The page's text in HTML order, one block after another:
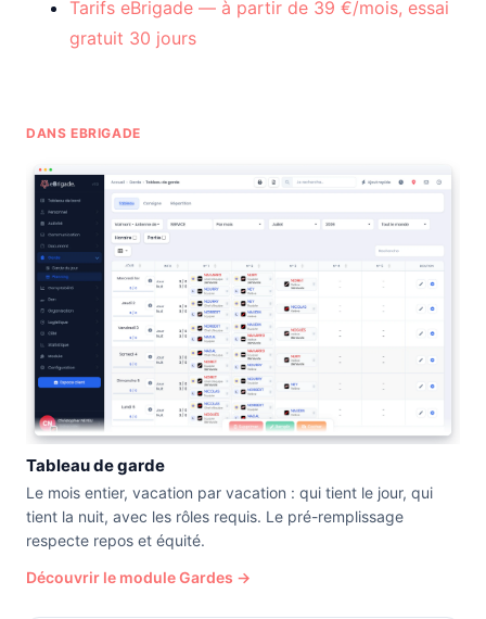
Tarifs eBrigade — à partir de 39 €/mois, essai
gratuit 30 jours
DANS EBRIGADE
Tableau de garde
Le mois entier, vacation par vacation : qui tient le jour, qui
tient la nuit, avec les rôles requis. Le pré-remplissage
respecte repos et équité.
Découvrir le module Gardes →